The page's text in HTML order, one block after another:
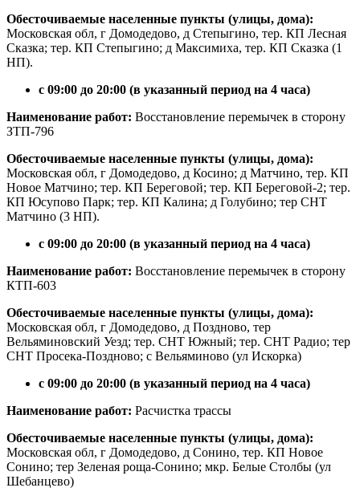
Обесточиваемые населенные пункты (улицы, дома):
Московская обл, г Домодедово, д Степыгино, тер. КП Лесная
Сказка; тер. КП Степыгино; д Максимиха, тер. КП Сказка (1
НП).
с 09:00 до 20:00 (в указанный период на 4 часа)
Наименование работ: Восстановление перемычек в сторону
ЗТП-796
Обесточиваемые населенные пункты (улицы, дома):
Московская обл, г Домодедово, д Косино; д Матчино, тер. КП
Новое Матчино; тер. КП Береговой; тер. КП Береговой-2; тер.
КП Юсупово Парк; тер. КП Калина; д Голубино; тер СНТ
Матчино (3 НП).
с 09:00 до 20:00 (в указанный период на 4 часа)
Наименование работ: Восстановление перемычек в сторону
КТП-603
Обесточиваемые населенные пункты (улицы, дома):
Московская обл, г Домодедово, д Поздново, тер
Вельяминовский Уезд; тер. СНТ Южный; тер. СНТ Радио; тер
СНТ Просека-Поздново; с Вельяминово (ул Искорка)
с 09:00 до 20:00 (в указанный период на 4 часа)
Наименование работ: Расчистка трассы
Обесточиваемые населенные пункты (улицы, дома):
Московская обл, г Домодедово, д Сонино, тер. КП Новое
Сонино; тер Зеленая роща-Сонино; мкр. Белые Столбы (ул
Шебанцево)